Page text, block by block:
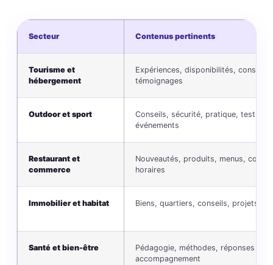
Secteur Contenus pertinents
Tourisme et
hébergement
Expériences, disponibilités,
témoignages
Outdoor et sport
Conseils, sécurité, pratique, tests,
événements
Restaurant et
commerce
Nouveautés, produits, menus,
horaires
Immobilier et habitat Biens, quartiers, conseils, projets,
Santé et bien-être
Pédagogie, méthodes, réponses
accompagnement